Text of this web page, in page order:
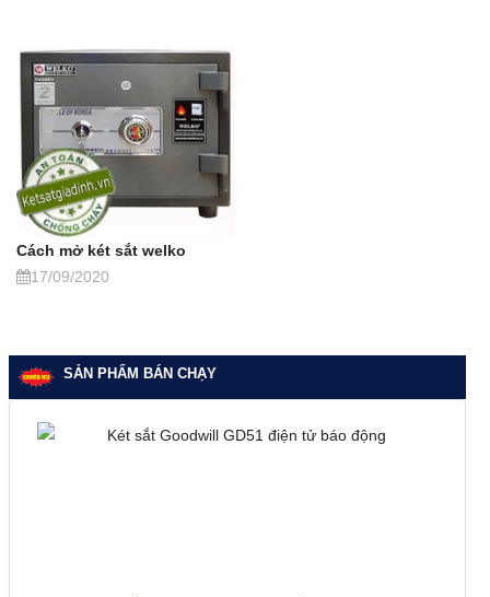
Cách mở két sắt welko
17/09/2020
SẢN PHẨM BÁN CHẠY